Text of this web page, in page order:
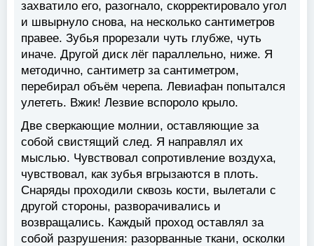
захватило его, разогнало, скорректировало угол
и швырнуло снова, на несколько сантиметров
правее. Зубья прорезали чуть глубже, чуть
иначе. Другой диск лёг параллельно, ниже. Я
методично, сантиметр за сантиметром,
перебирал объём черепа. Левиафан попытался
улететь. Вжик! Лезвие вспороло крыло.
Две сверкающие молнии, оставляющие за
собой свистящий след. Я направлял их
мыслью. Чувствовал сопротивление воздуха,
чувствовал, как зубья вгрызаются в плоть.
Снаряды проходили сквозь кости, вылетали с
другой стороны, разворачивались и
возвращались. Каждый проход оставлял за
собой разрушения: разорванные ткани, осколки